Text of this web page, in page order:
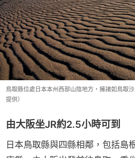
鳥取縣位處日本本州西部山陰地方，擁諸如鳥取
提供）
由大阪坐JR約2.5小時可到
日本鳥取縣與四縣相鄰，包括島